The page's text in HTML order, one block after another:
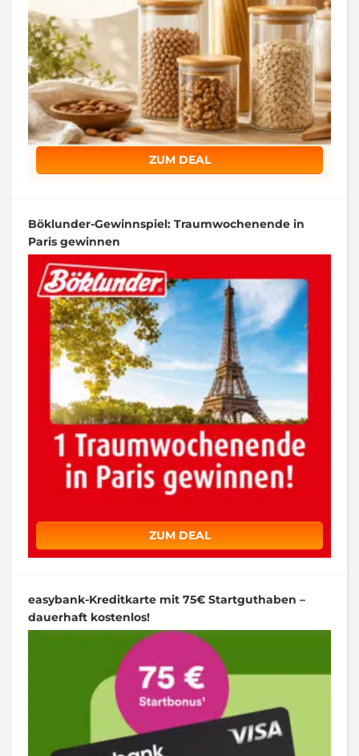
ZUM DEAL
Böklunder-Gewinnspiel: Traumwochenende in
Paris gewinnen
ZUM DEAL
easybank-Kreditkarte mit 75€ Startguthaben –
dauerhaft kostenlos!